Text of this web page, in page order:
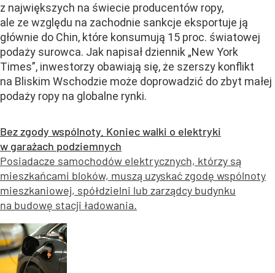
z największych na świecie producentów ropy,
ale ze względu na zachodnie sankcje eksportuje ją
głównie do Chin, które konsumują 15 proc. światowej
podaży surowca. Jak napisał dziennik „New York
Times”, inwestorzy obawiają się, że szerszy konflikt
na Bliskim Wschodzie może doprowadzić do zbyt małej
podaży ropy na globalne rynki.
Bez zgody wspólnoty. Koniec walki o elektryki
w garażach podziemnych
Posiadacze samochodów elektrycznych, którzy są
mieszkańcami bloków, muszą uzyskać zgodę wspólnoty
mieszkaniowej, spółdzielni lub zarządcy budynku
na budowę stacji ładowania.